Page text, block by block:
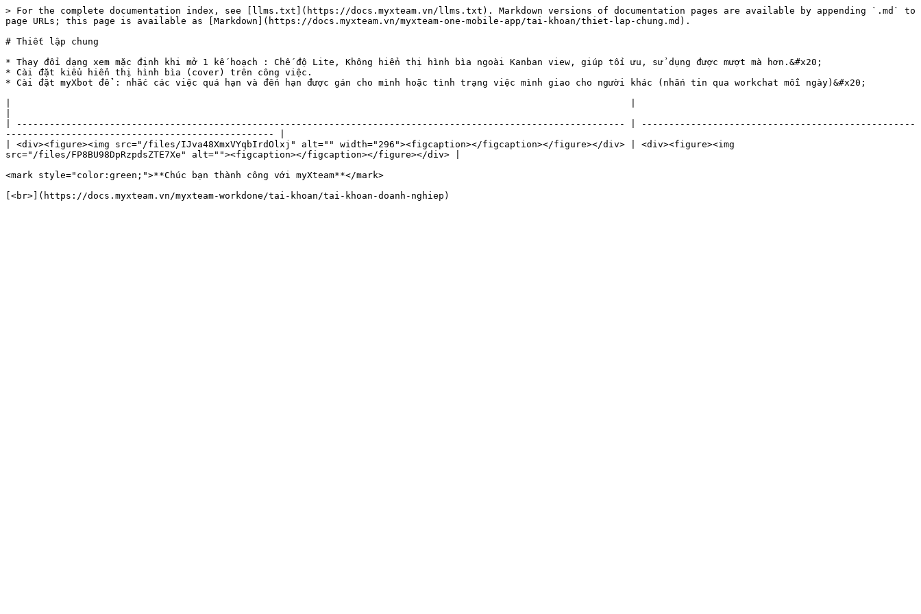
> For the complete documentation index, see [llms.txt](https://docs.myxteam.vn/llms.txt). Markdown versions of documentation pages are available by appending `.md` to
page URLs; this page is available as [Markdown](https://docs.myxteam.vn/myxteam-one-mobile-app/tai-khoan/thiet-lap-chung.md).
# Thiết lập chung
* Thay đổi dạng xem mặc định khi mở 1 kế hoạch : Chế độ Lite, Không hiển thị hình bìa ngoài Kanban view, giúp tối ưu, sử dụng được mượt mà hơn.&#x20;
* Cài đặt kiểu hiển thị hình bìa (cover) trên công việc.
* Cài đặt myXbot để : nhắc các việc quá hạn và đến hạn được gán cho mình hoặc tình trạng việc mình giao cho người khác (nhắn tin qua workchat mỗi ngày)&#x20;
| --------------------------------------------------------------------------------------------------------------- | --------------------------------------------------
------------------------------------------------- |
| <div><figure><img src="/files/IJva48XmxVYqbIrdOlxj" alt="" width="296"><figcaption></figcaption></figure></div> | <div><figure><img
src="/files/FP8BU98DpRzpdsZTE7Xe" alt=""><figcaption></figcaption></figure></div> |
<mark style="color:green;">**Chúc bạn thành công với myXteam**</mark>